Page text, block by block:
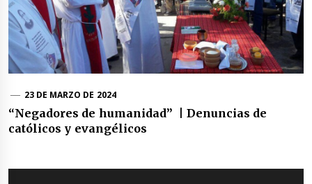
23 DE MARZO DE 2024
“Negadores de humanidad” | Denuncias de
católicos y evangélicos
Navegación